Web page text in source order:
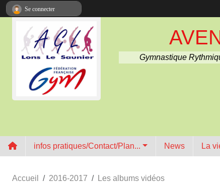
Gymnastique
infos pratiques/Contact/Plan... News La
Accueil 2016-2017 Les albums vidéos
Se connecter
Panneau de gestion des cookies